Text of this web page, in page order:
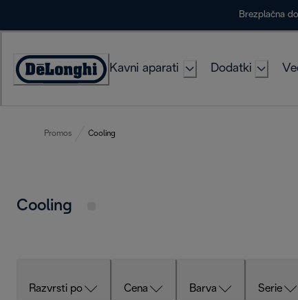
Brezplačna
Accessibility
Kavni aparati Dodatki
Promos Cooling
Cooling
Razvrsti po Cena Barva Serie